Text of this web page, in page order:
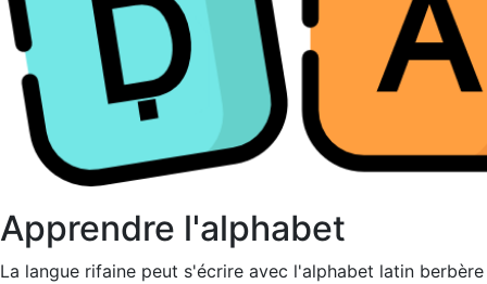
Apprendre l'alphabet
La langue rifaine peut s'écrire avec l'alphabet latin berbère